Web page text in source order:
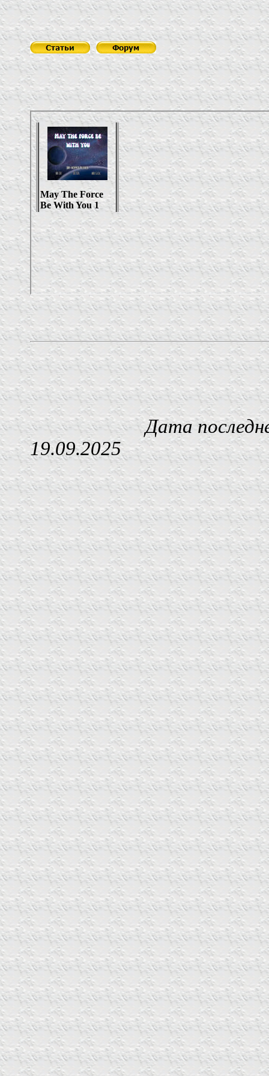
Дата последнего
19.09.2025